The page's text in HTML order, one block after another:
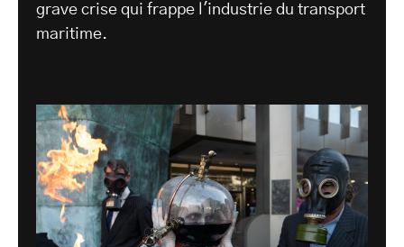
grave crise qui frappe l'industrie du transport
maritime.